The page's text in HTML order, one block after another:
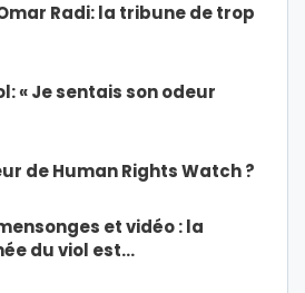
Radi: la tribune de trop
« Je sentais son odeur
de Human Rights Watch ?
et vidéo : la
du viol est…